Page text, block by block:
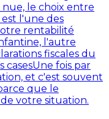
nue, le choix entre
l'une des
rentabilité
l'autre
fiscales du
casesUne fois par
et c'est souvent
que le
votre situation.